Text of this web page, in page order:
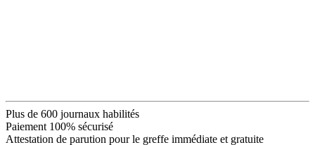
Plus de 600 journaux habilités
Paiement 100% sécurisé
Attestation de parution pour le greffe immédiate et gratuite